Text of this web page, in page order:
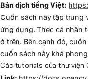
Bản dịch tiếng Việt:
Cuốn sách này tập trung
ứng dụng. Theo cá nhân
ở trên. Bên cạnh đó,
cuốn sách này khá
Các tutorials của thư viện